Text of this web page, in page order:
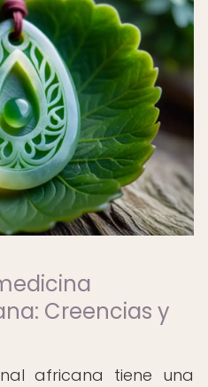
Creencias y
africana tiene una